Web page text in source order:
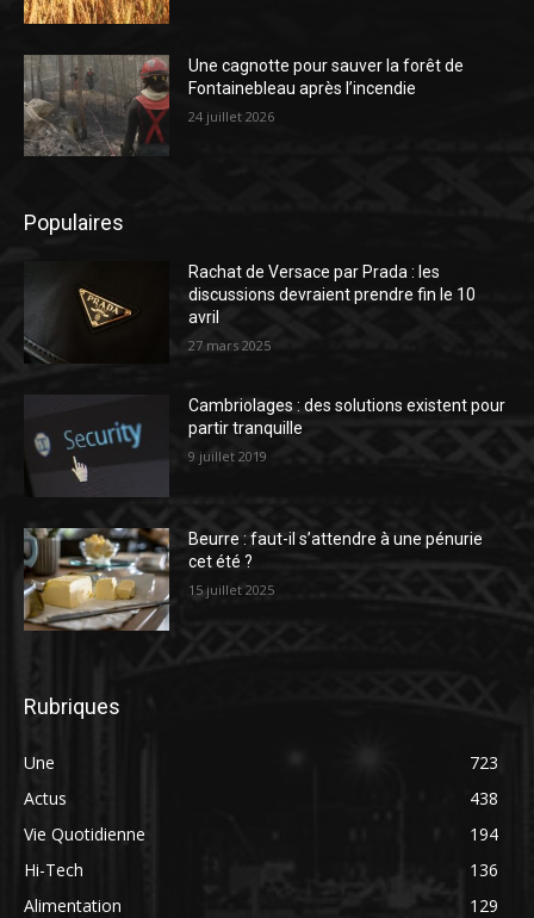
Une cagnotte pour sauver la forêt de
Fontainebleau après l’incendie
24 juillet 2026
Populaires
Rachat de Versace par Prada : les
discussions devraient prendre fin le 10
avril
27 mars 2025
Cambriolages : des solutions existent pour
partir tranquille
9 juillet 2019
Beurre : faut-il s’attendre à une pénurie
cet été ?
15 juillet 2025
Rubriques
Une
723
Actus
438
Vie Quotidienne
194
Hi-Tech
136
Alimentation
129